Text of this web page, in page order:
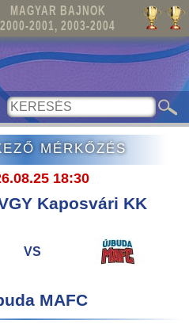
MAGYAR BAJNOK
2000-2001, 2003-2004
MÉRKŐZÉS
18:30
Kaposvári KK
VS
MAFC